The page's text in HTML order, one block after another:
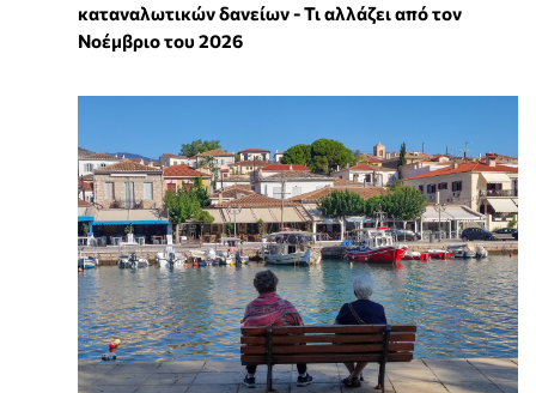
καταναλωτικών δανείων - Τι αλλάζει από τον
Νοέμβριο του 2026